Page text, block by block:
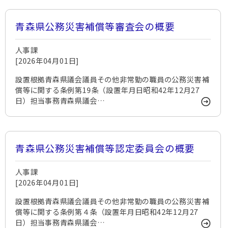
青森県公務災害補償等審査会の概要
人事課
[2026年04月01日]
設置根拠青森県議会議員その他非常勤の職員の公務災害補
償等に関する条例第19条（設置年月日昭和42年12月27
日）担当事務青森県議会…
青森県公務災害補償等認定委員会の概要
人事課
[2026年04月01日]
設置根拠青森県議会議員その他非常勤の職員の公務災害補
償等に関する条例第４条（設置年月日昭和42年12月27
日）担当事務青森県議会…